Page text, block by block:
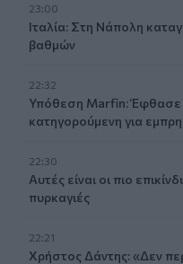
23:00
Ιταλία: Στη Νάπολη
βαθμών
22:32
Υπόθεση Marfin: Έφθασε
κατηγορούμενη για
22:30
Αυτές είναι οι πιο
πυρκαγιές
22:21
Χρήστος Δάντης: «Δεν